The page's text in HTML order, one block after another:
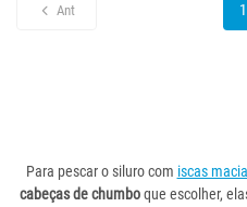
Ant 1
Para pescar o siluro com iscas
cabeças de chumboque escolher,